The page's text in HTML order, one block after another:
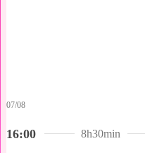
16:00
07/08
8h30min